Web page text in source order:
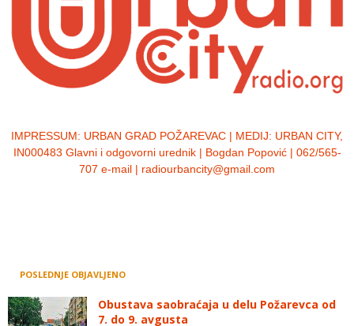
IMPRESSUM: URBAN GRAD POŽAREVAC | MEDIJ: URBAN CITY,
IN000483 Glavni i odgovorni urednik | Bogdan Popović | 062/565-
707 e-mail | radiourbancity@gmail.com
POSLEDNJE OBJAVLJENO
Obustava saobraćaja u delu Požarevca od
7. do 9. avgusta